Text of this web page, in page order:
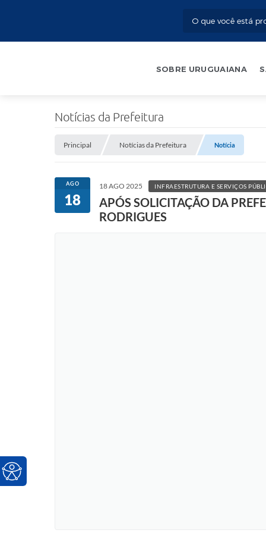
SOBRE URUGUAIANA
Notícias da Prefeitura
Principal Notícias da Prefeitura Notícia
AGO
18
18 AGO 2025 INFRAESTRUTURA E SERVIÇOS
APÓS SOLICITAÇÃO DA
RODRIGUES